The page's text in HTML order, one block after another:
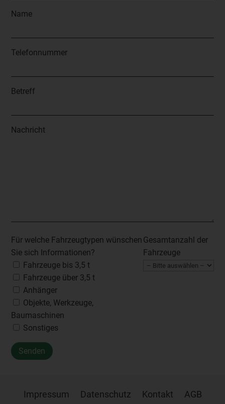
Name
Telefonnummer
Betreff
Nachricht
Für welche Fahrzeugtypen wünschen
Sie sich Informationen?
Fahrzeuge bis 3,5 t
Fahrzeuge über 3,5 t
Anhänger
Objekte, Werkzeuge,
Baumaschinen
Sonstiges
Gesamtanzahl der
Fahrzeuge
Impressum Datenschutz Kontakt AGB